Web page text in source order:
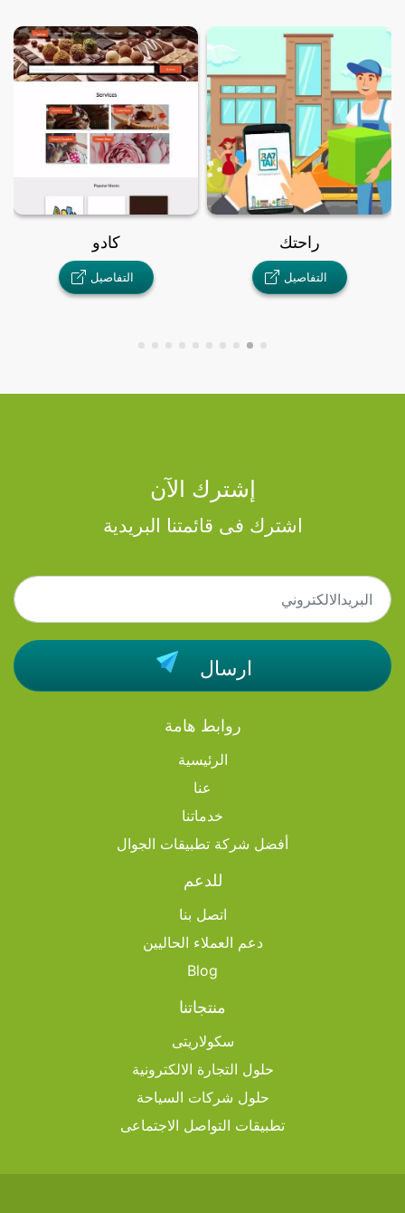
راحتك
التفاصيل
كادو
التفاصيل
إشترك الآن
اشترك فى قائمتنا البريدية
ارسال
روابط هامة
الرئيسية
عنا
خدماتنا
أفضل شركة تطبيقات الجوال
للدعم
اتصل بنا
دعم العملاء الحاليين
Blog
منتجاتنا
سكولاريتى
حلول التجارة الالكترونية
حلول شركات السياحة
تطبيقات التواصل الاجتماعى